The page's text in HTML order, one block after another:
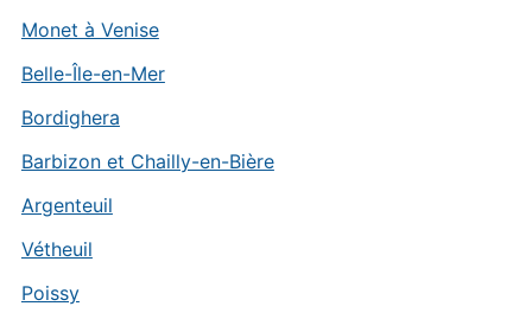
Monet à Venise
Belle-Île-en-Mer
Bordighera
Barbizon et Chailly-en-Bière
Argenteuil
Vétheuil
Poissy